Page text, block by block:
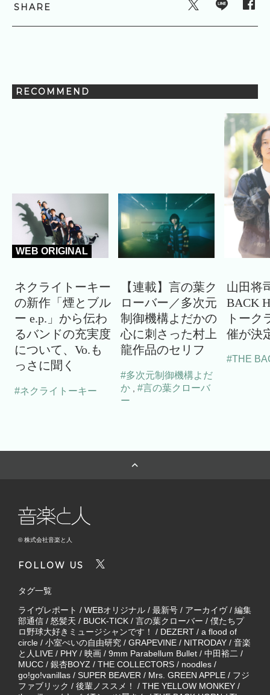
SHARE
RECOMMEND
WEB ORIGINAL
ネクライトーキー
の新作「煙とブル
ー e.p.」から伝わ
るバンドの充実度
について、Vo.も
っさに聞く
#ネクライトーキー
【連載】言の葉ク
ローバー／多次元
制御機構よだかの
心に刺さった村上
龍作品のセリフ
#多次元制御機構よだ
か
#言の葉クローバ
ー
山田将
BACK
トーク
催が決
#THE
© 株式会社音楽と人
FOLLOW US
タグ一覧
ライヴレポート / WEBオリジナル / 最新号 / アーカイヴ/ 編集
部通信 / 怒髪天 / BUCK-TICK / 言の葉クローバー / 僕たちプ
ロ野球大好きミュージシャンです！
/ DEZERT / a flood of
circle / 小室ぺいの自由研究 / GRAPEVINE / NITRODAY / 音楽
と人LIVE / PHY / 映画 / 9mm Parabellum Bullet / 中田裕二 /
MUCC / 銀杏BOYZ / THE COLLECTORS / noodles /
go!go!vanillas / SUPER BEAVER / Mrs. GREEN APPLE / フジ
ファブリック / 後輩ノススメ！ / THE YELLOW MONKEY /